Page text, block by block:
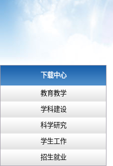
下载中心
教育教学
学科建设
科学研究
学生工作
招生就业